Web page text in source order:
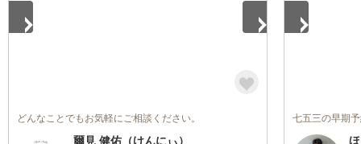
どんなことでもお気軽にご相談ください。
爾見 健佑（けんにぃ）
七五三の早期